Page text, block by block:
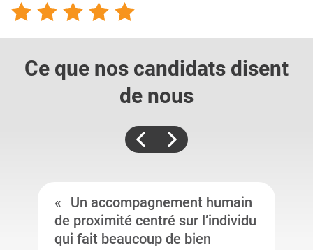
Ce que nos candidats disent
de nous
Un accompagnement humain
de proximité centré sur l’individu
qui fait beaucoup de bien